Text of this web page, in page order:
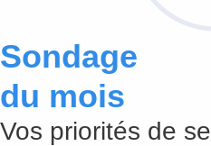
Sondage
du mois
Vos priorités de